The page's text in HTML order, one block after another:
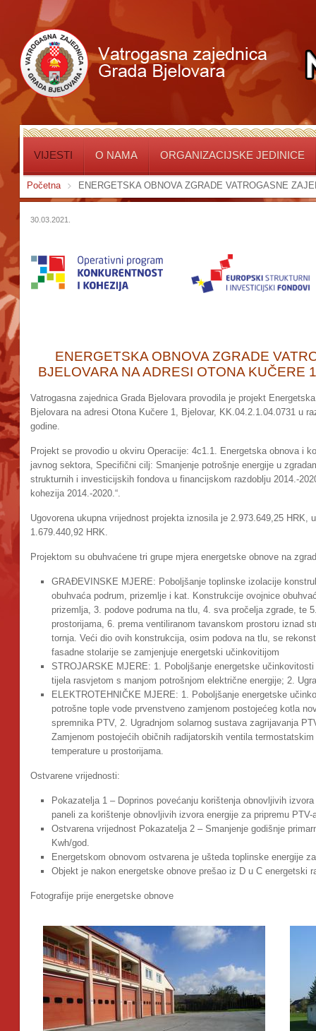
VIJESTI O NAMA ORGANIZACIJSKE JEDINICE
Početna ENERGETSKA OBNOVA ZGRADE VATROGASNE
30.03.2021.
ENERGETSKA OBNOVA ZGRADE
BJELOVARA NA ADRESI OTONA KUČERE
Vatrogasna zajednica Grada Bjelovara provodila je projekt
Bjelovara na adresi Otona Kučere 1, Bjelovar, KK.04.2.1.04.0731 u
godine.
Projekt se provodio u okviru Operacije: 4c1.1. Energetska obnova i
javnog sektora, Specifični cilj: Smanjenje potrošnje energije u
strukturnih i investicijskih fondova u financijskom razdoblju 2014.-
kohezija 2014.-2020.“.
Ugovorena ukupna vrijednost projekta iznosila je 2.973.649,25
1.679.440,92 HRK.
Projektom su obuhvaćene tri grupe mjera energetske obnove na
GRAĐEVINSKE MJERE: Poboljšanje toplinske izolacije
obuhvaća podrum, prizemlje i kat. Konstrukcije ovojnice
prizemlja, 3. podove podruma na tlu, 4. sva pročelja zgrade, te
prostorijama, 6. prema ventiliranom tavanskom prostoru iznad
tornja. Veći dio ovih konstrukcija, osim podova na tlu, se
fasadne stolarije se zamjenjuje energetski učinkovitijom
STROJARSKE MJERE: 1. Poboljšanje energetske
tijela rasvjetom s manjom potrošnjom električne energije; 2.
ELEKTROTEHNIČKE MJERE: 1. Poboljšanje energetske
potrošne tople vode prvenstveno zamjenom postojećeg kotla
spremnika PTV, 2. Ugradnjom solarnog sustava zagrijavanja
Zamjenom postojećih običnih radijatorskih ventila
temperature u prostorijama.
Ostvarene vrijednosti:
Pokazatelja 1 – Doprinos povećanju korištenja obnovljivih
paneli za korištenje obnovljivih izvora energije za pripremu
Ostvarena vrijednost Pokazatelja 2 – Smanjenje godišnje
Kwh/god.
Energetskom obnovom ostvarena je ušteda toplinske energije
Objekt je nakon energetske obnove prešao iz D u C energetski
Fotografije prije energetske obnove